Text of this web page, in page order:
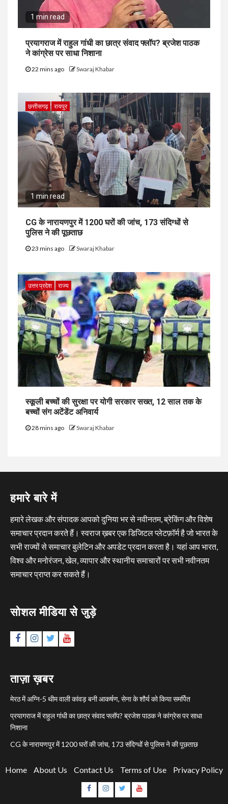
1 min read
प्रयागराज में राहुल गांधी का छात्र संवाद फ्लॉप? ब्रजेश पाठक
ने कांग्रेस पर साधा निशाना
22 mins ago Swaraj Khabar
छत्तीसगढ़ रायपुर
1 min read
CG के नारायणपुर में 1200 घरों की जांच, 173 संदिग्धों से
पुलिस ने की पूछताछ
23 mins ago Swaraj Khabar
उत्तर प्रदेश राज्य
स्कूली बच्चों की सुरक्षा पर योगी सरकार सख्त, 12 साल तक के
बच्चों संग अटेंडेंट अनिवार्य
28 mins ago Swaraj Khabar
हमारे बारे में
हमारे लेखक और संपादक आपको दुनिया भर से नवीनतम, ब्रेकिंग और विशेष
समाचार प्रदान करते हैं। स्वराज ख़बर एक डिजिटल प्लेटफ़ॉर्म है जो भारत के
सभी राज्यों से समाचार बुलेटिन और अपडेट प्रदान करता है। यहां आप भारत,
विश्व और मनोरंजन, खेल, व्यापार और स्थानीय समाचारों पर सभी नवीनतम
समाचार प्राप्त कर सकते हैं।
सोशल मीडिया से जुड़े
FacebookInstagram
TwitterYouTube
ताज़ा ख़बर
मेरठ में अग्नि-5 थीम वाली कांवड़ बनी आकर्षण, सेना के शौर्य को किया समर्पित
प्रयागराज में राहुल गांधी का छात्र संवाद फ्लॉप? ब्रजेश पाठक ने कांग्रेस पर साधा
निशाना
CG के नारायणपुर में 1200 घरों की जांच, 173 संदिग्धों से पुलिस ने की पूछताछ
Home About Us Contact Us Terms of Use Privacy Policy
Facebook
Instagram
TwitterYouTube